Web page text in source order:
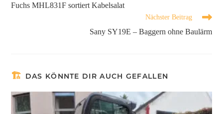
Fuchs MHL831F sortiert Kabelsalat
Nächster Beitrag
Sany SY19E – Baggern ohne Baulärm
DAS KÖNNTE DIR AUCH GEFALLEN